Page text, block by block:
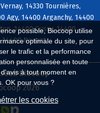
possible, Biocoop utilise
optimale du site, pour
le trafic et la performance
personnalisée en toute
à tout moment en
OK pour vous ?
les cookies
14330 Tournières,
Agy, 14400 Arganchy, 14400
14400 Cussy, 14400
14400 Nonant
Biocoop
2026